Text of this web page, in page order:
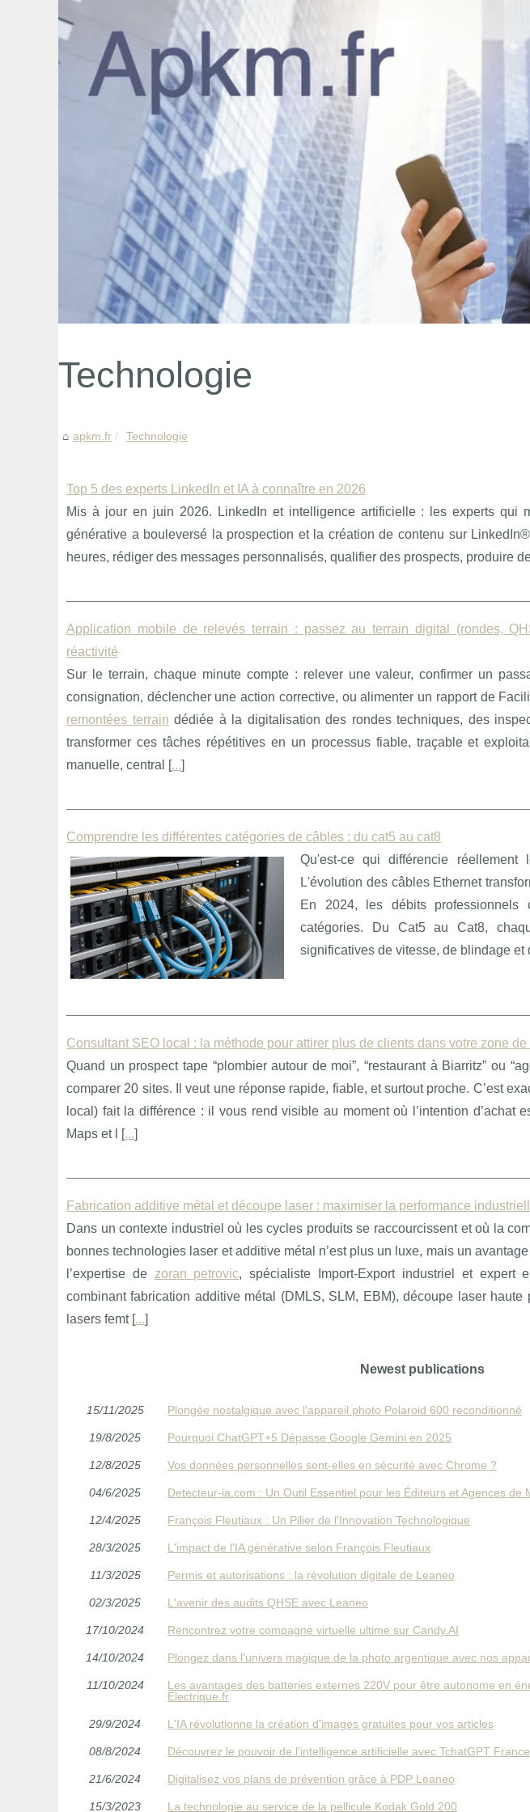
Technologie
apkm.fr Technologie
Top 5 des experts LinkedIn et IA à connaître en 2026
Mis à jour en juin 2026. LinkedIn et intelligence artificielle : les experts qui
générative a bouleversé la prospection et la création de contenu sur
heures, rédiger des messages personnalisés, qualifier des prospects, produire
Application mobile de relevés terrain : passez au terrain digital (rondes,
réactivité
Sur le terrain, chaque minute compte : relever une valeur, confirmer un
consignation, déclencher une action corrective, ou alimenter un rapport de
remontées terrain dédiée à la digitalisation des rondes techniques, des
transformer ces tâches répétitives en un processus fiable, traçable et
manuelle, central [...]
Comprendre les différentes catégories de câbles : du cat5 au cat8
Qu'est-ce qui différencie
L'évolution des câbles Ethernet
En 2024, les débits
catégories. Du Cat5 au Cat8,
significatives de vitesse, de blindage et
Consultant SEO local : la méthode pour attirer plus de clients dans votre zone
Quand un prospect tape “plombier autour de moi”, “restaurant à Biarritz” ou
comparer 20 sites. Il veut une réponse rapide, fiable, et surtout proche. C’est
local) fait la différence : il vous rend visible au moment où l’intention d’achat
Maps et l [...]
Fabrication additive métal et découpe laser : maximiser la performance
Dans un contexte industriel où les cycles produits se raccourcissent et où la
bonnes technologies laser et additive métal n’est plus un luxe, mais un
l’expertise de zoran petrovic, spécialiste Import‑Export industriel et
combinant fabrication additive métal (DMLS, SLM, EBM), découpe laser
lasers femt [...]
Newest publications
15/11/2025 Plongée nostalgique avec l'appareil photo Polaroid 600 reconditionné
19/8/2025 Pourquoi ChatGPT+5 Dépasse Google Gemini en 2025
12/8/2025 Vos données personnelles sont-elles en sécurité avec Chrome ?
04/6/2025 Detecteur-ia.com : Un Outil Essentiel pour les Éditeurs et Agences de
12/4/2025 François Fleutiaux : Un Pilier de l'Innovation Technologique
28/3/2025 L'impact de l'IA générative selon François Fleutiaux
11/3/2025 Permis et autorisations : la révolution digitale de Leaneo
02/3/2025 L'avenir des audits QHSE avec Leaneo
17/10/2024 Rencontrez votre compagne virtuelle ultime sur Candy.AI
14/10/2024 Plongez dans l'univers magique de la photo argentique avec nos
11/10/2024
Les avantages des batteries externes 220V pour être autonome en
Electrique.fr
29/9/2024 L'IA révolutionne la création d'images gratuites pour vos articles
08/8/2024 Découvrez le pouvoir de l'intelligence artificielle avec TchatGPT France
21/6/2024 Digitalisez vos plans de prévention grâce à PDP Leaneo
15/3/2023 La technologie au service de la pellicule Kodak Gold 200